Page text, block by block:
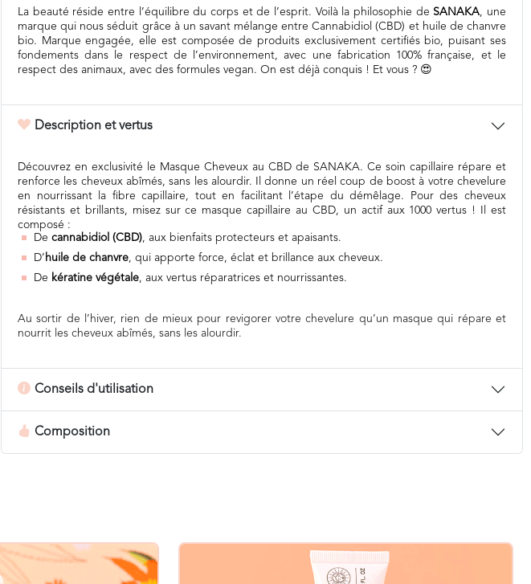
La beauté réside entre l’équilibre du corps et de l’esprit. Voilà la philosophie deSANAKA, une
marque qui nous séduit grâce à un savant mélange entre Cannabidiol (CBD) et huile de chanvre
bio. Marque engagée, elle est composée de produits exclusivement certifiés bio, puisant ses
fondements dans le respect de l’environnement, avec une fabrication 100% française, et le
respect des animaux, avec des formules vegan. On est déjà conquis ! Et vous ? 😍
Description et vertus
Découvrez en exclusivité le Masque Cheveux au CBD de SANAKA. Ce soin capillaire répare et
renforce les cheveux abîmés, sans les alourdir. Il donne un réel coup de boost à votre chevelure
en nourrissant la fibre capillaire, tout en facilitant l’étape du démêlage. Pour des cheveux
résistants et brillants, misez sur ce masque capillaire au CBD, un actif aux 1000 vertus ! Il est
composé :
De cannabidiol (CBD), aux bienfaits protecteurs et apaisants.
D’ huile de chanvre, qui apporte force, éclat et brillance aux cheveux.
De kératine végétale, aux vertus réparatrices et nourrissantes.
Au sortir de l’hiver, rien de mieux pour revigorer votre chevelure qu’un masque qui répare et
nourrit les cheveux abîmés, sans les alourdir.
Conseils d'utilisation
Composition